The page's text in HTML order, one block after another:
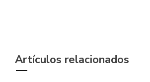
Artículos relacionados